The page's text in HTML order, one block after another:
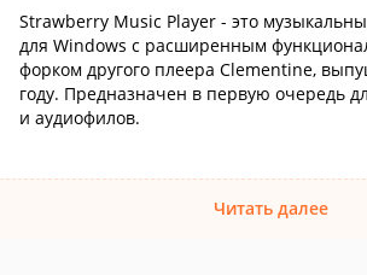
Strawberry Music Player - это
для Windows с расширенным
форком другого плеера Clementine,
году. Предназначен в первую очередь
и аудиофилов.
Читать далее